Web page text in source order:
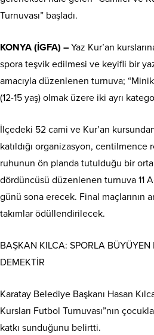
Turnuvası” başladı.
KONYA (İGFA) – Yaz Kur’an
spora teşvik edilmesi ve keyifli bir
amacıyla düzenlenen turnuva;
(12-15 yaş) olmak üzere iki ayrı
İlçedeki 52 cami ve Kur’an
katıldığı organizasyon,
ruhunun ön planda tutulduğu bir
dördüncüsü düzenlenen turnuva 11
günü sona erecek. Final maçlarının
takımlar ödüllendirilecek.
BAŞKAN KILCA: SPORLA BÜYÜYEN
DEMEKTİR
Karatay Belediye Başkanı Hasan
Kursları Futbol Turnuvası”nın
katkı sunduğunu belirtti.